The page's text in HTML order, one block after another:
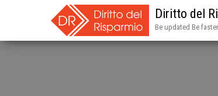
Diritto del
Be updated Be